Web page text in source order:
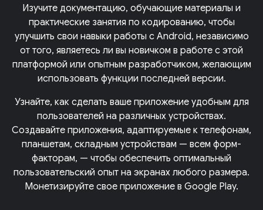
Изучите документацию, обучающие материалы и
практические занятия по кодированию, чтобы
улучшить свои навыки работы с Android, независимо
от того, являетесь ли вы новичком в работе с этой
платформой или опытным разработчиком, желающим
использовать функции последней версии.
Узнайте, как сделать ваше приложение удобным для
пользователей на различных устройствах.
Создавайте приложения, адаптируемые к телефонам,
планшетам, складным устройствам — всем форм-
факторам, — чтобы обеспечить оптимальный
пользовательский опыт на экранах любого размера.
Монетизируйте свое приложение в Google Play.